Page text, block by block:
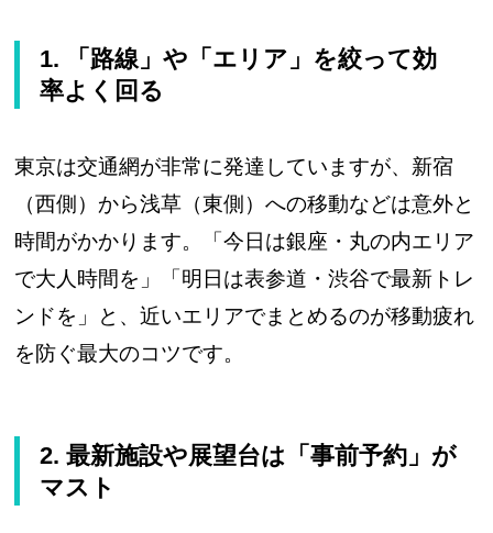
1. 「路線」や「エリア」を絞って効
率よく回る
東京は交通網が非常に発達していますが、新宿
（西側）から浅草（東側）への移動などは意外と
時間がかかります。「今日は銀座・丸の内エリア
で大人時間を」「明日は表参道・渋谷で最新トレ
ンドを」と、近いエリアでまとめるのが移動疲れ
を防ぐ最大のコツです。
2. 最新施設や展望台は「事前予約」が
マスト